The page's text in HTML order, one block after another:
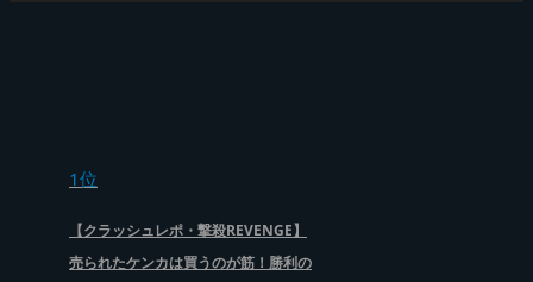
1位
【クラッシュレポ・撃殺REVENGE】
売られたケンカは買うのが筋！勝利の